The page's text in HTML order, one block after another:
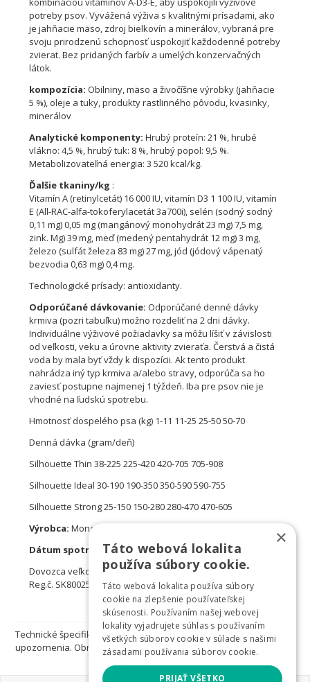
potreby psov. Vyvážená výživa s kvalitnými prísadami, ako
je jahňacie mäso, zdroj bielkovín a minerálov, vybraná pre
svoju prirodzenú schopnosť uspokojiť každodenné potreby
zvierat. Bez pridaných farbív a umelých konzervačných
látok.
kompozícia:Obilniny, mäso a živočíšne výrobky (jahňacie
5 %), oleje a tuky, produkty rastlinného pôvodu, kvasinky,
minerálov
Analytické komponenty:Hrubý proteín: 21 %, hrubé
vlákno: 4,5 %, hrubý tuk: 8 %, hrubý popol: 9,5 %.
Metabolizovateľná energia: 3 520 kcal/kg.
Ďalšie tkaniny/kg :
Vitamín A (retinylcetát) 16 000 IU, vitamín D3 1 100 IU, vitamín
E (All-RAC-alfa-tokoferylacetát 3a700i), selén (sodný sodný
0,11 mg) 0,05 mg (mangánový monohydrát 23 mg) 7,5 mg,
zink. Mg) 39 mg, meď (medený pentahydrát 12 mg) 3 mg,
železo (sulfát železa 83 mg) 27 mg, jód (jódový vápenatý
bezvodia 0,63 mg) 0,4 mg.
Technologické prísady: antioxidanty.
Odporúčané dávkovanie:Odporúčané denné dávky
krmiva (pozri tabuľku) možno rozdeliť na 2 dni dávky.
Individuálne výživové požiadavky sa môžu líšiť v závislosti
od veľkosti, veku a úrovne aktivity zvieraťa. Čerstvá a čistá
voda by mala byť vždy k dispozícii. Ak tento produkt
nahrádza iný typ krmiva a/alebo stravy, odporúča sa ho
zaviesť postupne najmenej 1 týždeň. Iba pre psov nie je
vhodné na ľudskú spotrebu.
Hmotnosť dospelého psa (kg) 1-11 11-25 25-50 50-70
Denná dávka (gram/deň)
Silhouette Thin 38-225 225-420 420-705 705-908
Silhouette Ideal 30-190 190-350 350-590 590-755
Silhouette Strong 25-150 150-280 280-470 470-605
Výrobca:Mong Taliansko
Dátum spotreby:Uvedené na balení
Dovozca veľkoobchodná Salač Borek 40 277 14 DHWS
Reg.č. SK800251-01
Technické špecifikácie sa môžu zmeniť bez výslovného
upozornenia. Obrázky majú len informatívny charakter.
×
Táto webová lokalita
používa súbory cookie.
Táto webová lokalita používa súbory
cookie na zlepšenie používateľskej
skúsenosti. Používaním našej webovej
lokality vyjadrujete súhlas s používaním
všetkých súborov cookie v súlade s našimi
zásadami používania súborov cookie.
PRIJAŤ VŠETKO